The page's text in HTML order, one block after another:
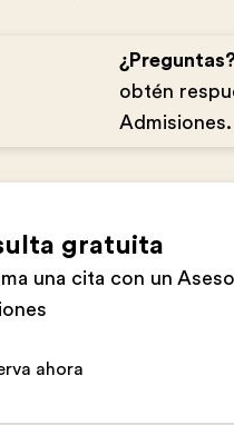
obtén
Admisiones.
gratuita
una cita con un
ahora